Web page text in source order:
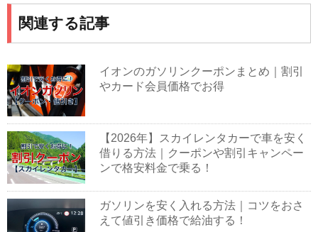
関連する記事
イオンのガソリンクーポンまとめ｜割引
やカード会員価格でお得
【2026年】スカイレンタカーで車を安く
借りる方法｜クーポンや割引キャンペー
ンで格安料金で乗る！
ガソリンを安く入れる方法｜コツをおさ
えて値引き価格で給油する！